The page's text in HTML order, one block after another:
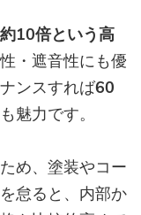
約10倍という高
・遮音性にも優
ンスすれば60
魅力です。
ため、塗装やコー
怠ると、内部か